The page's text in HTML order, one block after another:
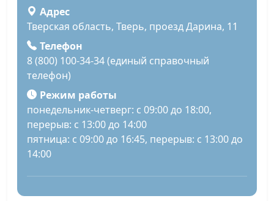
Адрес
Тверская область, Тверь, проезд Дарина, 11
Телефон
8 (800) 100-34-34 (единый справочный
телефон)
Режим работы
понедельник-четверг: с 09:00 до 18:00,
перерыв: с 13:00 до 14:00
пятница: с 09:00 до 16:45, перерыв: с 13:00 до
14:00